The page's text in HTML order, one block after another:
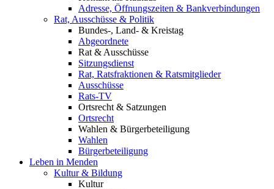
Adresse, Öffnungszeiten & Bankverbindungen
Rat, Ausschüsse & Politik
Bundes-, Land- & Kreistag
Abgeordnete
Rat & Ausschüsse
Sitzungsdienst
Rat, Ratsfraktionen & Ratsmitglieder
Ausschüsse
Rats-TV
Ortsrecht & Satzungen
Ortsrecht
Wahlen & Bürgerbeteiligung
Wahlen
Bürgerbeteiligung
Leben in Menden
Kultur & Bildung
Kultur